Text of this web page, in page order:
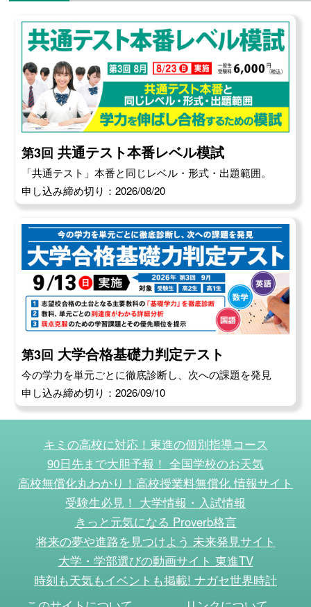
第3回 共通テスト本番レベル模試
「共通テスト」本番と同じレベル・形式・出題範囲。
申し込み締め切り：2026/08/20
第3回 大学合格基礎力判定テスト
今の学力を単元ごとに徹底診断し、次への課題を発見
申し込み締め切り：2026/09/10
キミの高校に対応！東進の個別指導コース
90日先まで大胆予報！ 全国学校のお天気
高校無償化丸わかり！高校授業料無償化 情報サイト
受験生必見！ 大学情報・入試情報
きっと元気になる Proverb格言
将来の夢や進路を見つけよう 未来発見サイト
大学・学部選びの動画サイト 東進TV
時刻も天気もイベントも掲載! ナガセ世界時計